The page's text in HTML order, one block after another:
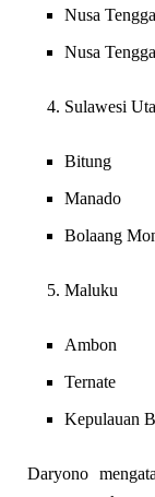
Nusa
Nusa
Sulawesi
Bitung
Manado
Bolaang
Maluku
Ambon
Ternate
Kepulauan
Daryono